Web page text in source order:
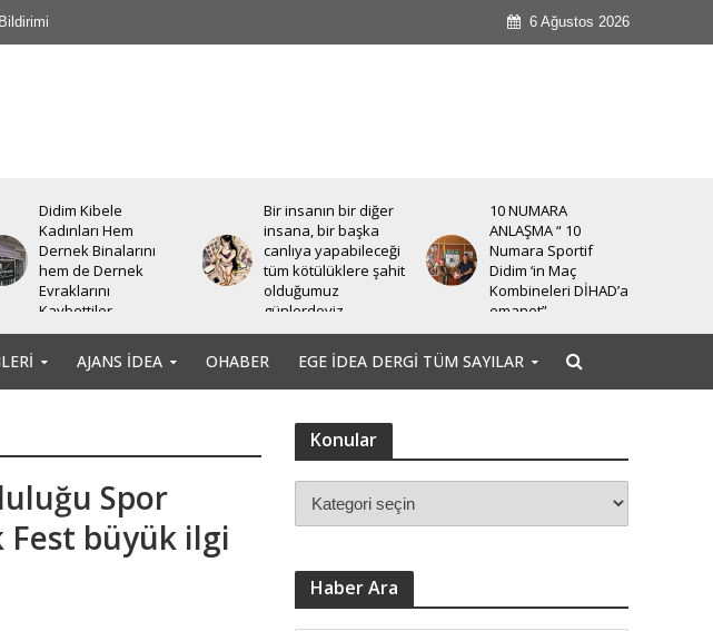
6 Ağustos 2026
Didim Kibele
Kadınları Hem
Dernek Binalarını
hem de Dernek
Evraklarını
Kaybettiler.
Bir insanın bir diğer
insana, bir başka
canlıya yapabileceği
tüm kötülüklere şahit
olduğumuz
günlerdeyiz.
10 NUMARA
ANLAŞMA “ 10
Numara Sportif
Didim ‘in Maç
Kombineleri DİHAD’a
emanet”
AJANS İDEA OHABER EGE İDEA DERGI TÜM SAYILAR
Spor
Fest büyük ilgi
Konular
Haber Ara